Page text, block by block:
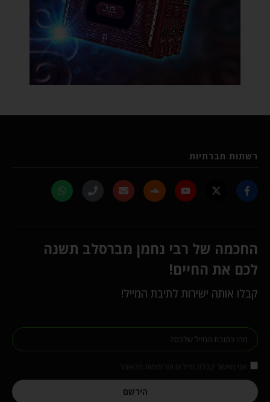
רשתות חברתיות
החכמה של רבי נחמן מברסלב תשנה
לכם את החיים!
קבלו אותה ישירות לתיבת המייל!
הירשם